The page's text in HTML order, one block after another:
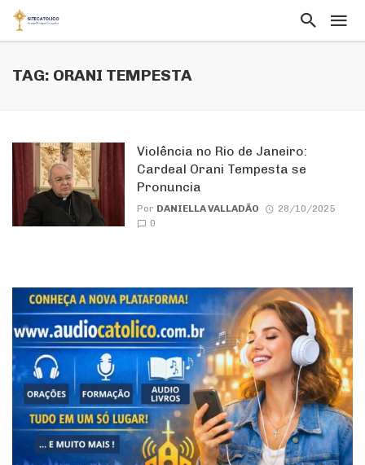
TAG: ORANI TEMPESTA
Violência no Rio de Janeiro:
Cardeal Orani Tempesta se
Pronuncia
Por DANIELLA VALLADÃO
28/10/2025
0